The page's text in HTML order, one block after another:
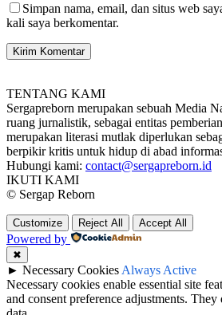
Simpan nama, email, dan situs web
kali saya berkomentar.
TENTANG KAMI
Sergapreborn merupakan sebuah Media
ruang jurnalistik, sebagai entitas
merupakan literasi mutlak diperlukan
berpikir kritis untuk hidup di abad
Hubungi kami: contact@sergapreborn.id
IKUTI KAMI
© Sergap Reborn
Customize Reject All Accept All
Powered by
✖
► Necessary Cookies Always Active
Necessary cookies enable essential site
and consent preference adjustments. They